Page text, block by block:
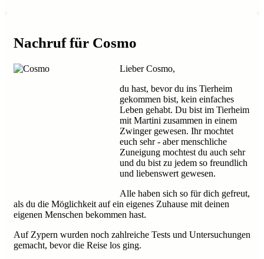
Nachruf für Cosmo
Lieber Cosmo,
du hast, bevor du ins Tierheim
gekommen bist, kein einfaches
Leben gehabt. Du bist im Tierheim
mit Martini zusammen in einem
Zwinger gewesen. Ihr mochtet
euch sehr - aber menschliche
Zuneigung mochtest du auch sehr
und du bist zu jedem so freundlich
und liebenswert gewesen.
Alle haben sich so für dich gefreut,
als du die Möglichkeit auf ein eigenes Zuhause mit deinen
eigenen Menschen bekommen hast.
Auf Zypern wurden noch zahlreiche Tests und Untersuchungen
gemacht, bevor die Reise los ging.